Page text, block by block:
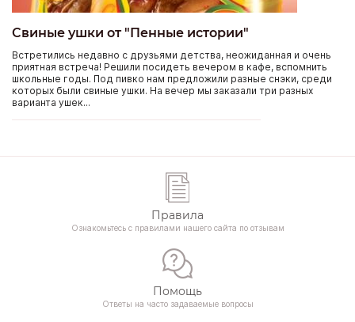
Свиные ушки от "Пенные истории"
Встретились недавно с друзьями детства, неожиданная и очень
приятная встреча! Решили посидеть вечером в кафе, вспомнить
школьные годы. Под пивко нам предложили разные снэки, среди
которых были свиные ушки. На вечер мы заказали три разных
варианта ушек...
Правила
Ознакомьтесь с правилами нашего сайта по отзывам
Помощь
Ответы на часто задаваемые вопросы